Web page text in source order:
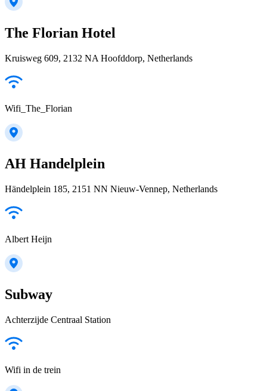
The Florian Hotel
Kruisweg 609, 2132 NA Hoofddorp, Netherlands
Wifi_The_Florian
AH Handelplein
Händelplein 185, 2151 NN Nieuw-Vennep, Netherlands
Albert Heijn
Subway
Achterzijde Centraal Station
Wifi in de trein